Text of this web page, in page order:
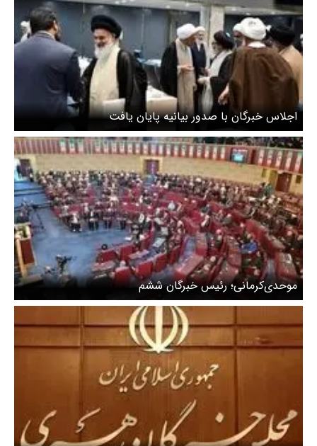
اجلاس خبرگان با صدور بیانیه پایان یافت
موحدی‌کرمانی؛ رئیس خبرگان ششم